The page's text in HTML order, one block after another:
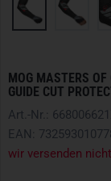
MOG MASTERS OF
GUIDE CUT
Art.-Nr.:
EAN:
wir versenden